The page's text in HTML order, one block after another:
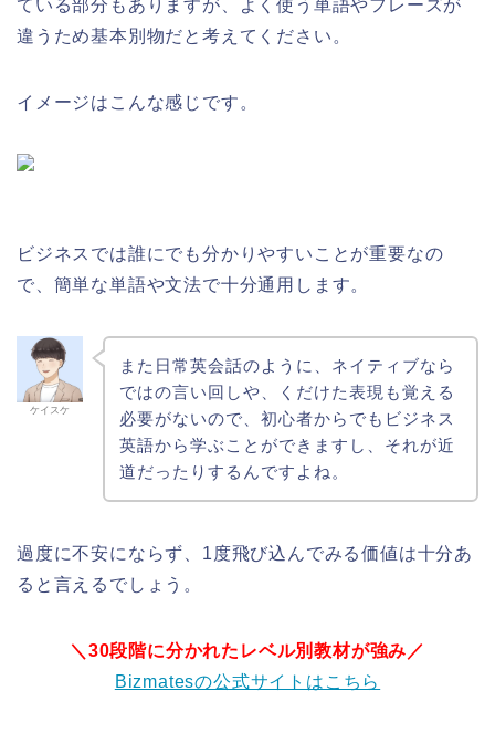
ている部分もありますが、よく使う単語やフレーズが
違うため基本別物だと考えてください。
イメージはこんな感じです。
ビジネスでは誰にでも分かりやすいことが重要なの
で、簡単な単語や文法で十分通用します。
ケイスケ
また日常英会話のように、ネイティブなら
ではの言い回しや、くだけた表現も覚える
必要がないので、初心者からでもビジネス
英語から学ぶことができますし、それが近
道だったりするんですよね。
過度に不安にならず、1度飛び込んでみる価値は十分あ
ると言えるでしょう。
＼30段階に分かれたレベル別教材が強み／
Bizmatesの公式サイトはこちら